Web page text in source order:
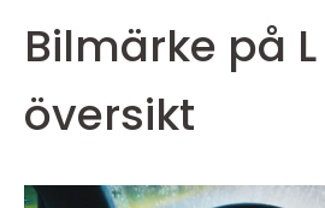
Bilmärke på
översikt